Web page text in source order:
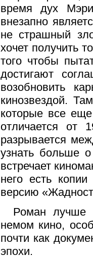
время дух
внезапно
не страшный
хочет получить
того чтобы
достигают
возобновить
кинозвездой.
которые все
отличается от
разрывается
узнать больше
встречает
него есть
версию
Роман лучше
немом кино,
почти как
эпохи.